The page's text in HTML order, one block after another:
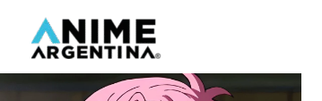
contenido